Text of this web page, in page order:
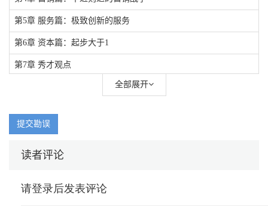
第5章 服务篇：极致创新的服务
第6章 资本篇：起步大于1
第7章 秀才观点
全部展开
提交勘误
读者评论